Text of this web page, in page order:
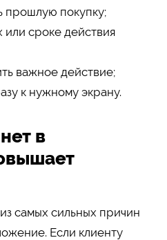
прошлую покупку;
сроке действия
важное действие;
к нужному экрану.
в
самых сильных причин
Если клиенту